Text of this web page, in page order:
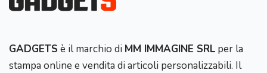
GADGETS è il marchio di MM IMMAGINE SRL per la
stampa online e vendita di articoli personalizzabili. Il